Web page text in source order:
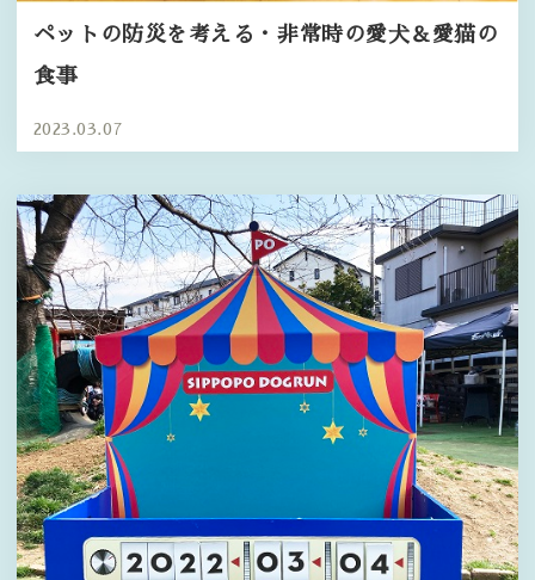
ペットの防災を考える・非常時の愛犬＆愛猫の
食事
2023.03.07